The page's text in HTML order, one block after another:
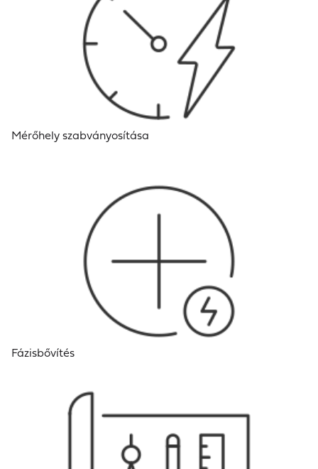
Mérőhely szabványosítása
Fázisbővítés